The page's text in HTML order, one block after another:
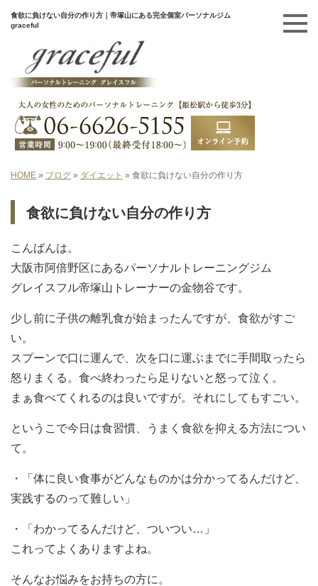
食欲に負けない自分の作り方｜帝塚山にある完全個室パーソナルジム
graceful
HOME » ブログ » ダイエット » 食欲に負けない自分の作り方
食欲に負けない自分の作り方
こんばんは。
大阪市阿倍野区にあるパーソナルトレーニングジム
グレイスフル帝塚山トレーナーの金物谷です。
少し前に子供の離乳食が始まったんですが、食欲がすご
い。
スプーンで口に運んで、次を口に運ぶまでに手間取ったら
怒りまくる。食べ終わったら足りないと怒って泣く。
まぁ食べてくれるのは良いですが。それにしてもすごい。
というこで今日は食習慣、うまく食欲を抑える方法につい
て。
・「体に良い食事がどんなものかは分かってるんだけど、
実践するのって難しい」
・「わかってるんだけど、ついつい…」
これってよくありますよね。
そんなお悩みをお持ちの方に。